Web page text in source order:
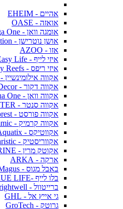
אהיים - EHEIM
אואזה - OASE
אומגה וואן - Omega One
אושן נוטרישן - Ocean Nutrition
אזו - AZOO
איזי לייף - Easy Life
איזי ריפס - Easy Reefs
אקווה אילומינשיין - AI Aqua Illumination
אקווה דקור - Aqua Decor
אקווה וואן - Aqua One
אקווה סנטר - AQUA CENTER
אקווה פורסט - Aqua Forest
אקווה קרמיק - Aqua Ceramic
אקווטיקס - Aquatix
אקווריסטיק - Aquaristic
אקוטק מרין - ECOTECH MARINE
ארקה - ARKA
באבל מגוס - Bubble Magus
בלו לייף -BLUE LIFE
ברייטוול - Brightwell
גי אייץ אל - GHL
גרוטק - GroTech